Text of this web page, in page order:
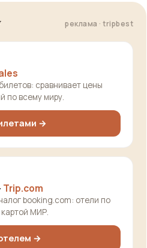
реклама · tripbest
сравнивает цены
по всему миру.
→
Trip.com
booking.com: отели по
МИР.
→